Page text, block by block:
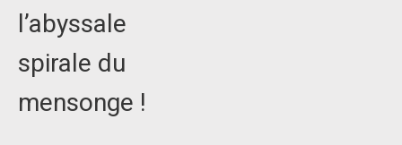
l’abyssale
spirale du
mensonge !